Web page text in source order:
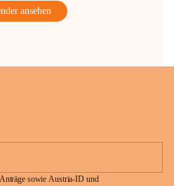
ansehen
sowie Austria-ID und